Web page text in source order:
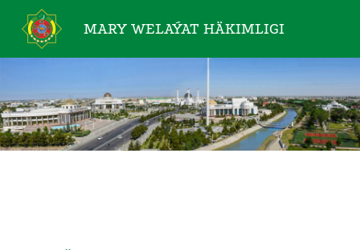
MARY WELAÝAT HÄKIMLIGI